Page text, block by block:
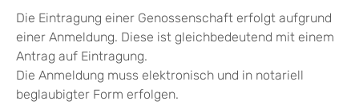
Die Eintragung einer Genossenschaft erfolgt aufgrund
einer Anmeldung. Diese ist gleichbedeutend mit einem
Antrag auf Eintragung.
Die Anmeldung muss elektronisch und in notariell
beglaubigter Form erfolgen.